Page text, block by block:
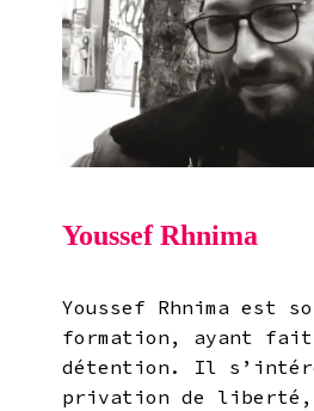
Youssef Rhnima
Youssef Rhnima est
formation, ayant fait
détention. Il
privation de